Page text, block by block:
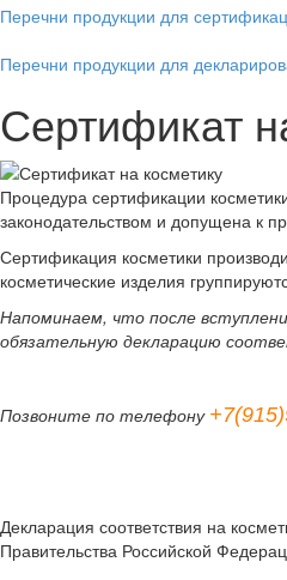
Перечни продукции для
Перечни продукции для
Сертификат
Процедура сертификации
законодательством и допущена к
Сертификация косметики
косметические изделия
Напоминаем, что после
обязательную декларацию
Позвоните по телефону
Декларация соответствия на
Правительства Российской